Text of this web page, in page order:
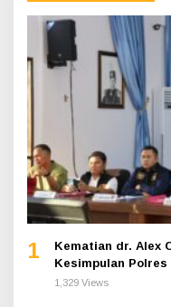
1
Kematian dr. Alex
Kesimpulan Polres
1,329 Views